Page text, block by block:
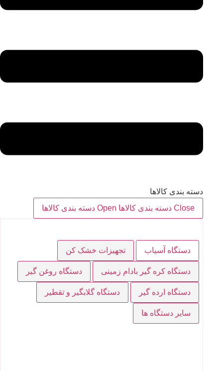
دسته بندی کالاها
Close دسته بندی کالاها
Open دسته بندی کالاها
دستگاه آسیاب تجهیزات خشک کن
دستگاه کره گیر بادام زمینی دستگاه روغن گیر
دستگاه ارده گیر دستگاه گلابگیر و تقطیر
سایر دستگاه ها